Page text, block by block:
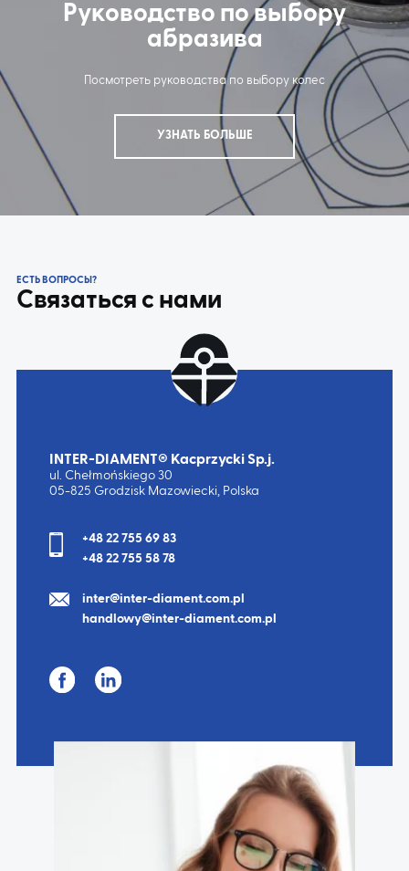
Руководство по выбору
абразива
Посмотреть руководства по выбору колес
УЗНАТЬ БОЛЬШЕ
ЕСТЬ ВОПРОСЫ?
Связаться с нами
INTER-DIAMENT® Kacprzycki Sp.j.
ul. Chełmońskiego 30
05-825 Grodzisk Mazowiecki, Polska
+48 22 755 69 83
+48 22 755 58 78
inter@inter-diament.com.pl
handlowy@inter-diament.com.pl